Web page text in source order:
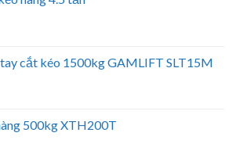
tay cắt kéo 1500kg GAMLIFT SLT15M
500kg XTH200T